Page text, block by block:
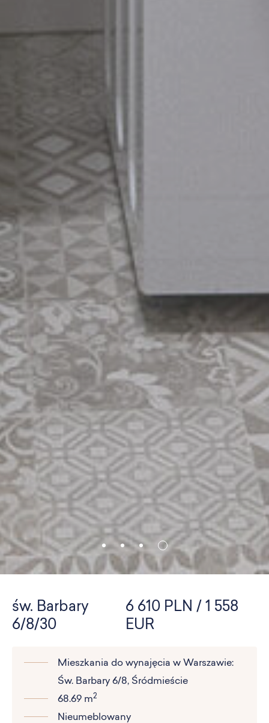
O nas
FAQ
św. Barbary
6/8/30
6 610 PLN / 1 558
EUR
Mieszkania do wynajęcia w Warszawie:
Św. Barbary 6/8, Śródmieście
68.69 m2
Nieumeblowany